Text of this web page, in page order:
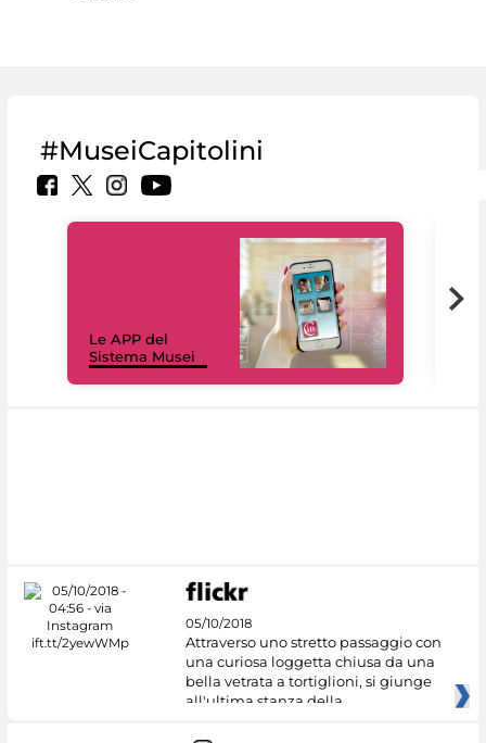
#MuseiCapitolini
Le APP del
Sistema Musei
05/10/2018
Attraverso uno stretto passaggio con
una curiosa loggetta chiusa da una
bella vetrata a tortiglioni, si giunge
all'ultima stanza della